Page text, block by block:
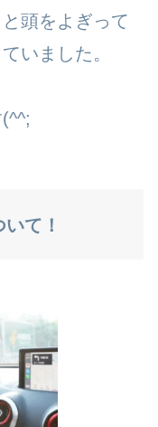
頭をよぎって
いました。
て！